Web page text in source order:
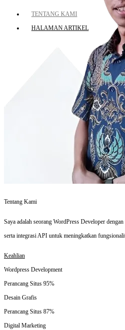
TENTANG KAMI
HALAMAN ARTIKEL
X
Tentang Kami
Saya adalah seorang WordPress Developer
serta integrasi API untuk meningkatkan
Keahlian
Wordpress Development
Perancang Situs 95%
Desain Grafis
Perancang Situs 87%
Digital Marketing